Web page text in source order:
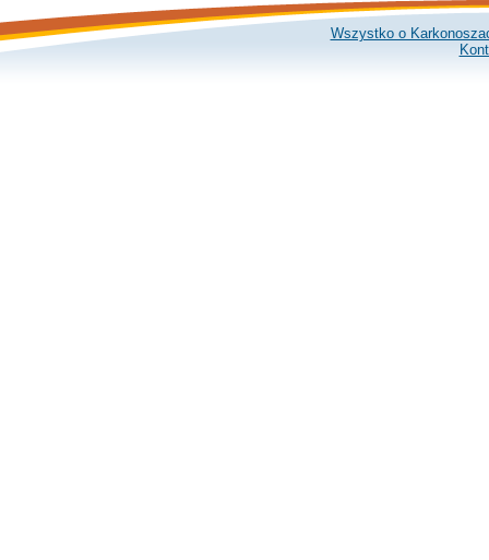
Wszystko o